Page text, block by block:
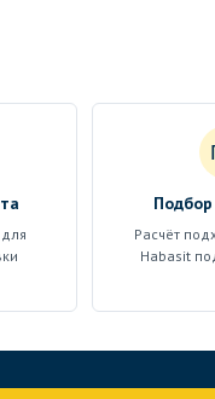
Расчёт
Habasit